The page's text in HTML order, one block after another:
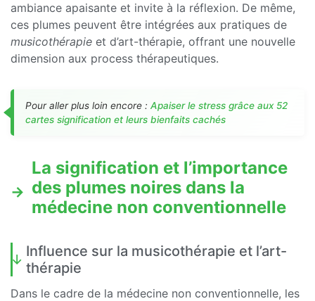
ambiance apaisante et invite à la réflexion. De même,
ces plumes peuvent être intégrées aux pratiques de
musicothérapie et d’art-thérapie, offrant une nouvelle
dimension aux process thérapeutiques.
Pour aller plus loin encore : Apaiser le stress grâce aux 52
cartes signification et leurs bienfaits cachés
La signification et l’importance
des plumes noires dans la
médecine non conventionnelle
Influence sur la musicothérapie et l’art-
thérapie
Dans le cadre de la médecine non conventionnelle, les